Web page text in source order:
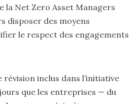
la Net Zero Asset Managers
disposer des moyens
le respect des engagements
inclus dans l’initiative
que les entreprises — du